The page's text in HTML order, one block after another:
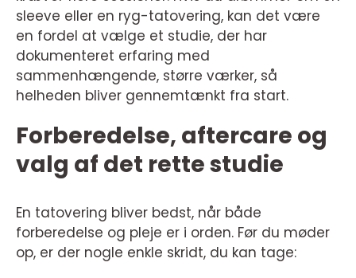
sleeve eller en ryg-tatovering, kan det være
en fordel at vælge et studie, der har
dokumenteret erfaring med
sammenhængende, større værker, så
helheden bliver gennemtænkt fra start.
Forberedelse, aftercare og
valg af det rette studie
En tatovering bliver bedst, når både
forberedelse og pleje er i orden. Før du møder
op, er der nogle enkle skridt, du kan tage: